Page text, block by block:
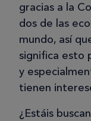
gracias a la
dos de las
mundo, así
significa esto
y
tienen
¿Estáis